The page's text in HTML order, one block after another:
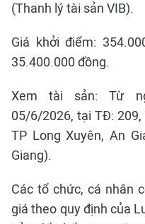
(Thanh lý tài sản VIB).
Giá khởi điểm:
35.400.000 đồng.
Xem tài sản: Từ
05/6/2026, tại TĐ: 209,
TP Long Xuyên, An
Giang).
Các tổ chức, cá nhân
giá theo quy định của